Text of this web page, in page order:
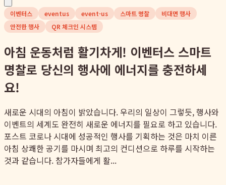
이벤터스 eventus event-us 스마트 명찰
비대면 행사
안전한 행사
QR 체크인 시스템
아침 운동처럼 활기차게! 이벤터스 스마트
명찰로 당신의 행사에 에너지를 충전하세
요!
새로운 시대의 아침이 밝았습니다. 우리의 일상이 그렇듯, 행사와
이벤트의 세계도 완전히 새로운 에너지를 필요로 하고 있습니다.
포스트 코로나 시대에 성공적인 행사를 기획하는 것은 마치 이른
아침 상쾌한 공기를 마시며 최고의 컨디션으로 하루를 시작하는
것과 같습니다. 참가자들에게 활...